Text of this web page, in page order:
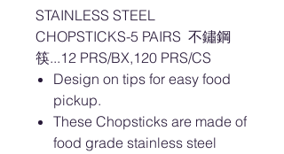
STAINLESS STEEL
CHOPSTICKS-5 PAIRS 不鏽鋼
筷...12 PRS/BX,120 PRS/CS
Design on tips for easy food
pickup.
These Chopsticks are made of
food grade stainless steel